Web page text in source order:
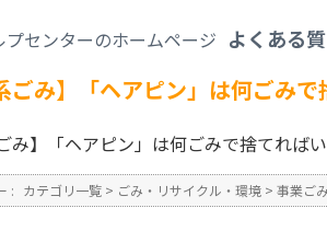
よくある
ごみ】「ヘアピン」は何ごみ
み】「ヘアピン」は何ごみで捨てれば
: カテゴリ一覧 > ごみ・リサイクル・環境 > 事業ご